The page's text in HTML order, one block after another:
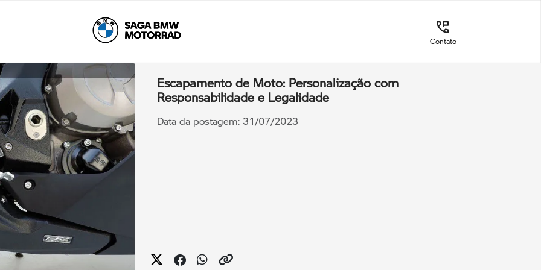
Contato
Escapamento de Moto: Personalização com
Responsabilidade e Legalidade
Data da postagem: 31/07/2023